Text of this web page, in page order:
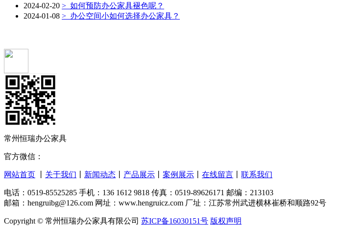
2024-02-20 > 如何预防办公家具褪色呢？
2024-01-08 > 办公空间小如何选择办公家具？
常州恒瑞办公家具
官方微信：
网站首页 关于我们 新闻动态 产品展示 案例展示 在线留言 联系我们
电话：0519-85525285 手机：136 1612 9818 传真：0519-89626171 邮编：213103
邮箱：hengruibg@126.com 网址：www.hengruicz.com 厂址：江苏常州武进横林崔桥和顺路92号
Copyright © 常州恒瑞办公家具有限公司 苏ICP备16030151号 版权声明